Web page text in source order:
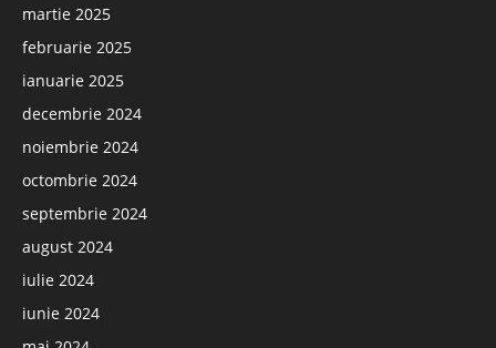
martie 2025
februarie 2025
ianuarie 2025
decembrie 2024
noiembrie 2024
octombrie 2024
septembrie 2024
august 2024
iulie 2024
iunie 2024